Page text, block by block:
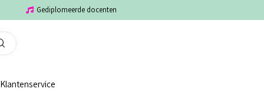
Gediplomeerde docenten
Klantenservice